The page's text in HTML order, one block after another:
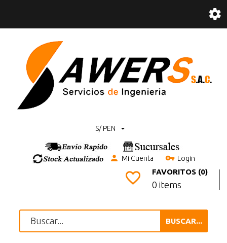
S/ PEN
Mi Cuenta Login
FAVORITOS (0)
0 items
BUSCAR...